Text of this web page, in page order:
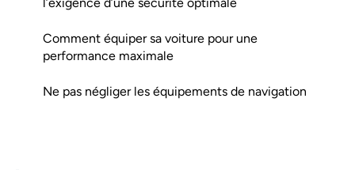
Comment équiper sa voiture pour une
performance maximale
Ne pas négliger les équipements de navigation